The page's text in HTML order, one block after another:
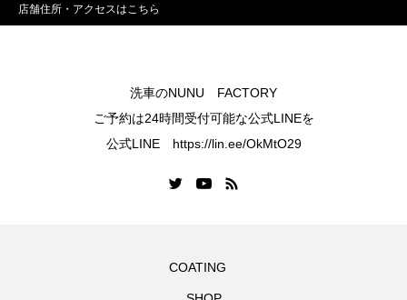
店舗住所・アクセスはこちら
洗車のNUNU FACTORY
ご予約は24時間受付可能な公式LINEを
公式LINE https://lin.ee/OkMtO29
COATING